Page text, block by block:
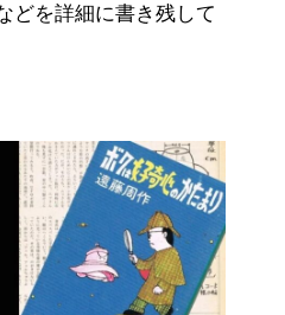
どを詳細に書き残して